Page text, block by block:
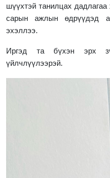
шүүхтэй танилцах
сарын ажлын өдрүүдэд
эхэллээ.
Иргэд та бүхэн эрх
үйлчлүүлээрэй.